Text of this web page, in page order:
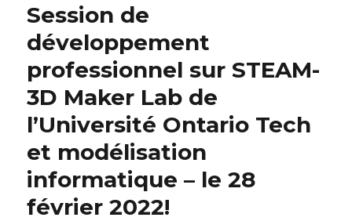
Session de
développement
professionnel sur STEAM-
3D Maker Lab de
l’Université Ontario Tech
et modélisation
informatique – le 28
février 2022!